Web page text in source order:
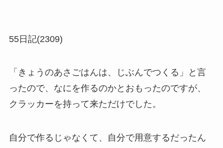
55日記(2309)
「きょうのあさごはんは、じぶんでつくる」と言
ったので、なにを作るのかとおもったのですが、
クラッカーを持って来ただけでした。
自分で作るじゃなくて、自分で用意するだったん